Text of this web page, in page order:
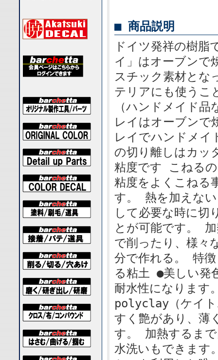
■ 商品説明
ドイツ発祥の樹脂
イ」はオーブンで
スチック素材とな
テリアにも使うこ
（ハンドメイド
レイはオーブンで
レイでハンドメ
の切り離しはカッ
粘度です こねる
粘度をよくこねる
す。 熱を加えな
して必要な時に切
とが可能です。
で削ったり、様々
分で作れる。 特
る粘土 ●美しい発
耐水性になりま
polyclay（ケイト
すく艶があり、薄
す。 加熱するま
水洗いもできます